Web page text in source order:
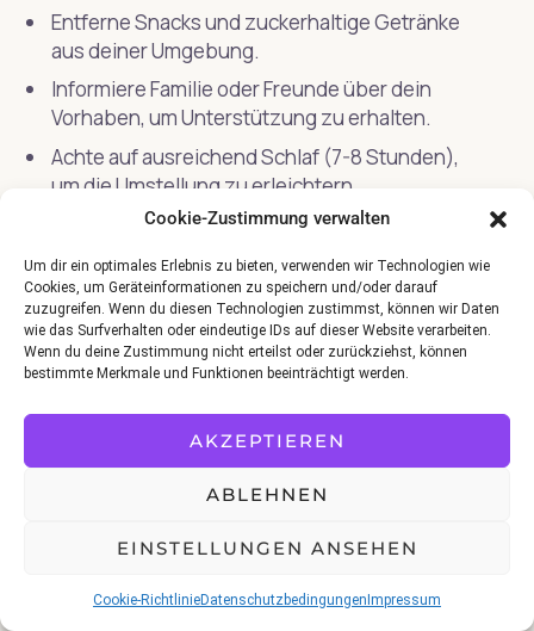
Cookie-Zustimmung verwalten
Um dir ein optimales Erlebnis zu bieten, verwenden wir Technologien wie
Cookies, um Geräteinformationen zu speichern und/oder darauf
zuzugreifen. Wenn du diesen Technologien zustimmst, können wir Daten
wie das Surfverhalten oder eindeutige IDs auf dieser Website verarbeiten.
Wenn du deine Zustimmung nicht erteilst oder zurückziehst, können
bestimmte Merkmale und Funktionen beeinträchtigt werden.
AKZEPTIEREN
ABLEHNEN
EINSTELLUNGEN ANSEHEN
Cookie-RichtlinieDatenschutzbedingungen Impressum
Entferne Snacks und zuckerhaltige Getränke
aus deiner Umgebung.
Informiere Familie oder Freunde über dein
Vorhaben, um Unterstützung zu erhalten.
Achte auf ausreichend Schlaf (7-8 Stunden),
um die Umstellung zu erleichtern.
Habe Geduld mit dir selbst, wenn es am
Anfang schwerfällt.
Notiere, wie du dich fühlst, um Fortschritte zu
erkennen.
Diese Checkliste kannst du auch als detailliertes
PDF herunterladen, um dich in den ersten
Wochen zu begleiten.
was nicht